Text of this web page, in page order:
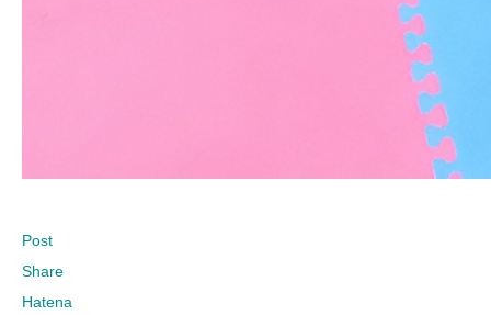
Post
Share
Hatena